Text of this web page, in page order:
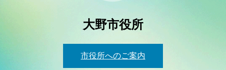
大野市役所
市役所へのご案内